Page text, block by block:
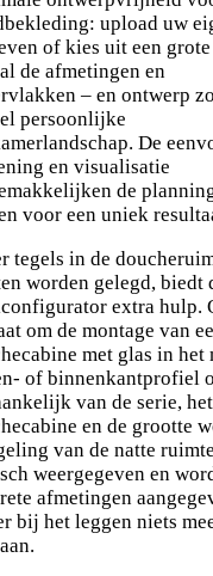
upload uw
of kies uit een
de afmetingen en
– en ontwerp
persoonlijke
De
en visualisatie
de
voor een uniek
tegels in de
worden gelegd, biedt
extra hulp.
om de montage van
met glas in het
of binnenkantprofiel
van de serie,
en de grootte
van de natte
weergegeven en
afmetingen
bij het leggen niets